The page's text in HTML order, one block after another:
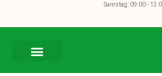
Samstag: 09:00 -